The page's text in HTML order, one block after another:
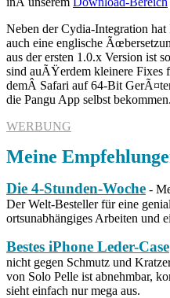
Neben der Cydia-Integration
auch eine englische
aus der ersten 1.0.x Version ist
sind auÃŸerdem kleinere Fixes
demÂ Safari auf 64-Bit
die Pangu App selbst bekommen.
WERBUNG
Meine
Die 4-Stunden-Woche -
Der Welt-Besteller für eine
ortsunabhängiges Arbeiten und
Bestes iPhone Leder-Case
nicht gegen Schmutz und
von Solo Pelle ist abnehmbar,
sieht einfach nur mega aus.